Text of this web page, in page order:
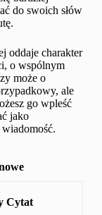
do swoich słów
oddaje charakter
o wspólnym
może o
ale
go wpleść
jako
Cytat